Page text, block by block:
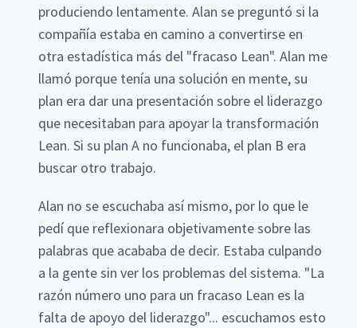
produciendo lentamente. Alan se preguntó si la
compañía estaba en camino a convertirse en
otra estadística más del "fracaso Lean". Alan me
llamó porque tenía una solución en mente, su
plan era dar una presentación sobre el liderazgo
que necesitaban para apoyar la transformación
Lean. Si su plan A no funcionaba, el plan B era
buscar otro trabajo.
Alan no se escuchaba así mismo, por lo que le
pedí que reflexionara objetivamente sobre las
palabras que acababa de decir. Estaba culpando
a la gente sin ver los problemas del sistema. "La
razón número uno para un fracaso Lean es la
falta de apoyo del liderazgo"... escuchamos esto